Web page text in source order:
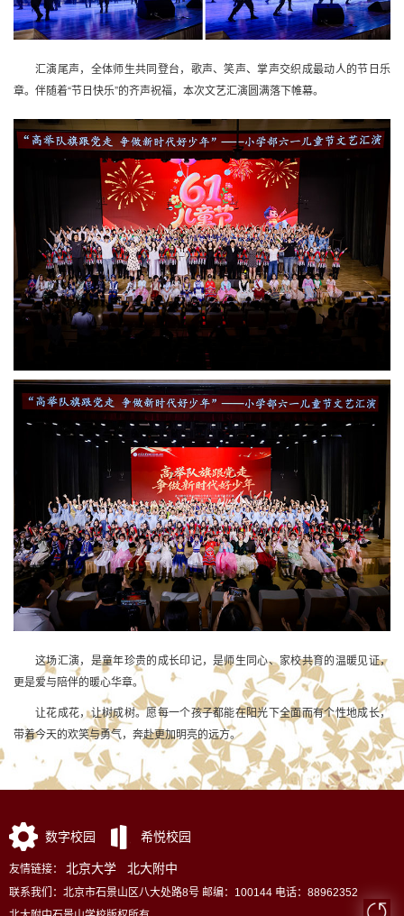
汇演尾声，全体师生共同登台，歌声、笑声、掌声交织成最动人的节日乐
章。伴随着“节日快乐”的齐声祝福，本次文艺汇演圆满落下帷幕。
这场汇演，是童年珍贵的成长印记，是师生同心、家校共育的温暖见证，
更是爱与陪伴的暖心华章。
让花成花，让树成树。愿每一个孩子都能在阳光下全面而有个性地成长，
带着今天的欢笑与勇气，奔赴更加明亮的远方。
数字校园 希悦校园
友情链接： 北京大学 北大附中
联系我们：北京市石景山区八大处路8号 邮编：100144 电话：88962352